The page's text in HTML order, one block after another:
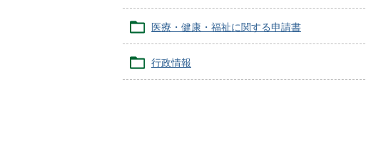
医療・健康・福祉に関する申請書
行政情報